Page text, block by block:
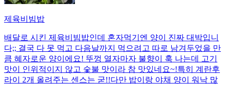
제육비빔밥
배달로 시킨 제육비빔밥인데 혼자먹기엔 양이 진짜 대박입니
다;; 결국 다 못 먹고 다음날까지 먹으려고 따로 남겨두었을 만
큼 혜자로운 양이에요! 뚜껑 열자마자 불향이 훅 나는데 고기
맛이 인위적이지 않고 숯불 맛이라 참 맛있네요~!특히 계란후
라이 2개 올려주는 센스는 굳!! ​다만 밥이랑 야채 양이 워낙 많